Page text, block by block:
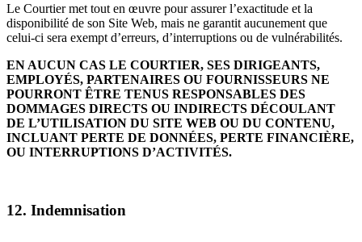
Le Courtier met tout en œuvre pour assurer l’exactitude et la
disponibilité de son Site Web, mais ne garantit aucunement que
celui-ci sera exempt d’erreurs, d’interruptions ou de vulnérabilités.
EN AUCUN CAS LE COURTIER, SES DIRIGEANTS,
EMPLOYÉS, PARTENAIRES OU FOURNISSEURS NE
POURRONT ÊTRE TENUS RESPONSABLES DES
DOMMAGES DIRECTS OU INDIRECTS DÉCOULANT
DE L’UTILISATION DU SITE WEB OU DU CONTENU,
INCLUANT PERTE DE DONNÉES, PERTE FINANCIÈRE,
OU INTERRUPTIONS D’ACTIVITÉS.
12. Indemnisation